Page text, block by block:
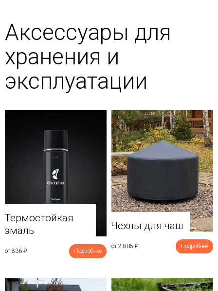
Аксессуары для
хранения и
эксплуатации
Термостойкая
эмаль
от 836 ₽ Подробнее
Чехлы для чаш
от 2 805 ₽ Подробнее